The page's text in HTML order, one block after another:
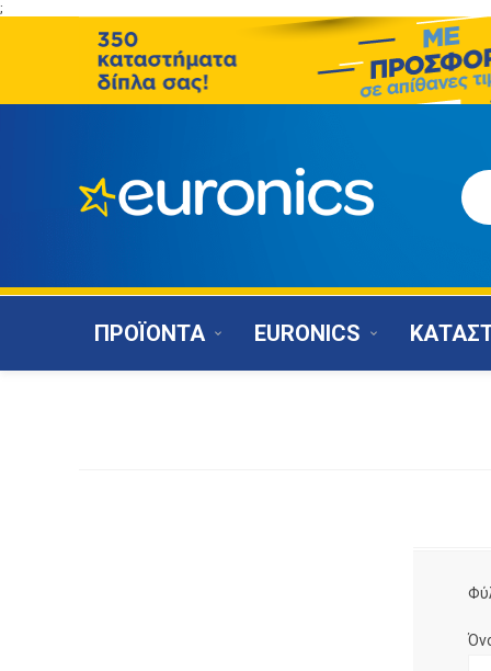
;
ΠΡΟΪΟΝΤΑ EURONICS